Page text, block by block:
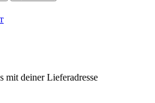
mit deiner Lieferadresse